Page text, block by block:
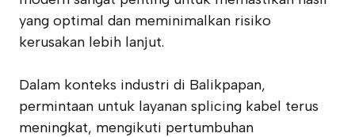
yang optimal dan meminimalkan risiko
kerusakan lebih lanjut.
Dalam konteks industri di Balikpapan,
permintaan untuk layanan splicing kabel terus
meningkat, mengikuti pertumbuhan